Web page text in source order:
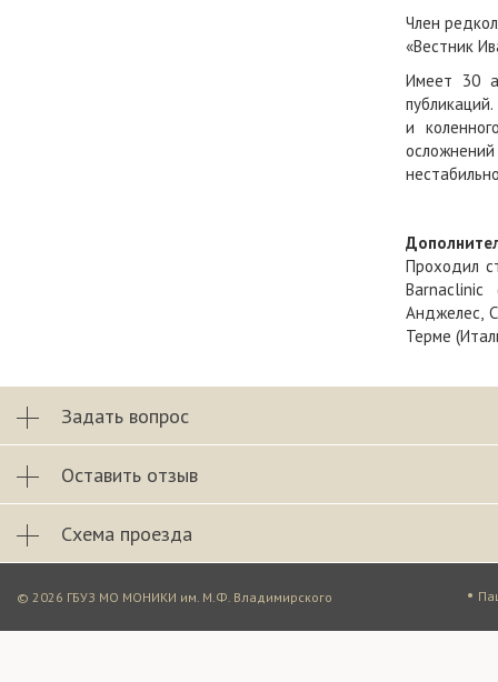
Член
«Вестник
Имеет 30
и
Проходил
Barnaclinic
Анджелес,
Терме
Задать вопрос
Оставить отзыв
Схема проезда
© 2026 ГБУЗ МО МОНИКИ им. М.Ф. Владимирского •